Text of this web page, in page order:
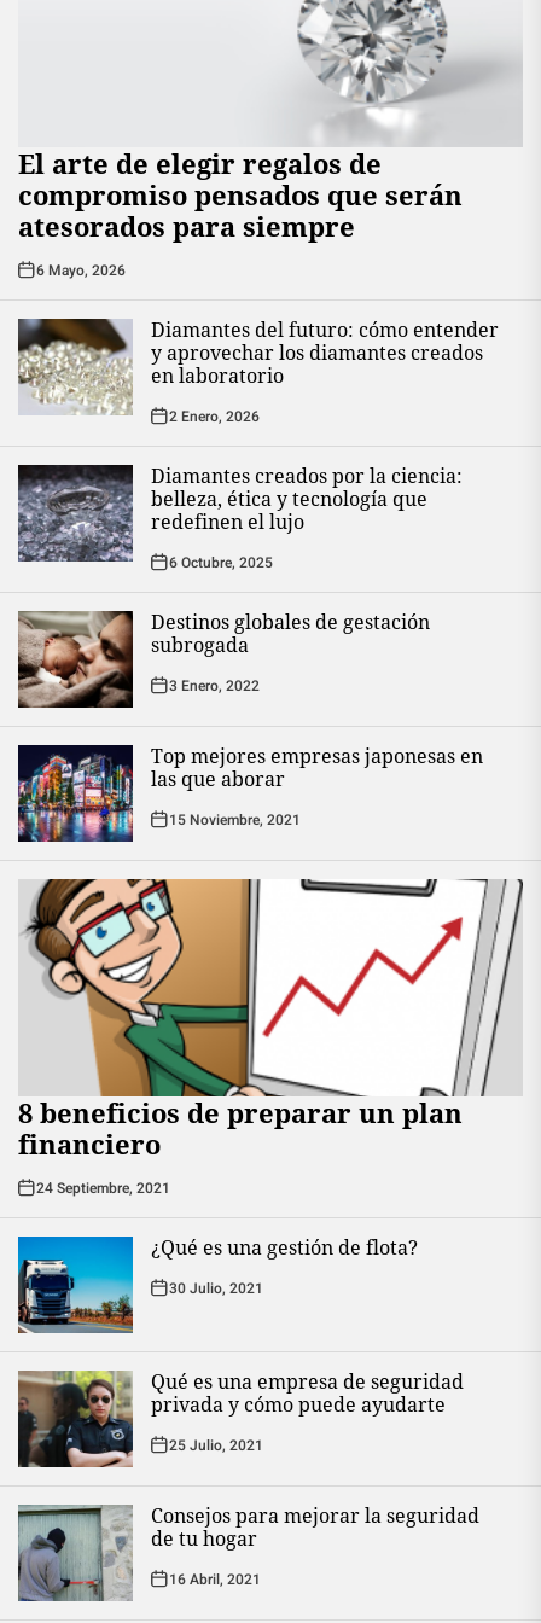
El arte de elegir regalos de
compromiso pensados que serán
atesorados para siempre
6 Mayo, 2026
Diamantes del futuro: cómo entender
y aprovechar los diamantes creados
en laboratorio
2 Enero, 2026
Diamantes creados por la ciencia:
belleza, ética y tecnología que
redefinen el lujo
6 Octubre, 2025
Destinos globales de gestación
subrogada
3 Enero, 2022
Top mejores empresas japonesas en
las que aborar
15 Noviembre, 2021
8 beneficios de preparar un plan
financiero
24 Septiembre, 2021
¿Qué es una gestión de flota?
30 Julio, 2021
Qué es una empresa de seguridad
privada y cómo puede ayudarte
25 Julio, 2021
Consejos para mejorar la seguridad
de tu hogar
16 Abril, 2021